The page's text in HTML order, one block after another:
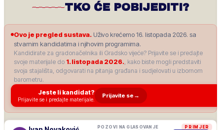
TKO ĆE POBIJEDITI?
Ovo je pregled sustava. Uživo krećemo 16. listopada 2026. sa
stvarnim kandidatima i njihovim programima.
Kandidirate za gradonačelnika ili Gradsko vijeće? Prijavite se i predajte
svoje materijale do 1. listopada 2026., kako biste mogli predstaviti
svoja stajališta, odgovarati na pitanja građana i sudjelovati u izbornom
barometru.
Jeste li kandidat?
Prijavite se i predajte materijale.
Prijavite se →
PRIMJER
POZOVI NA GLASOVANJE